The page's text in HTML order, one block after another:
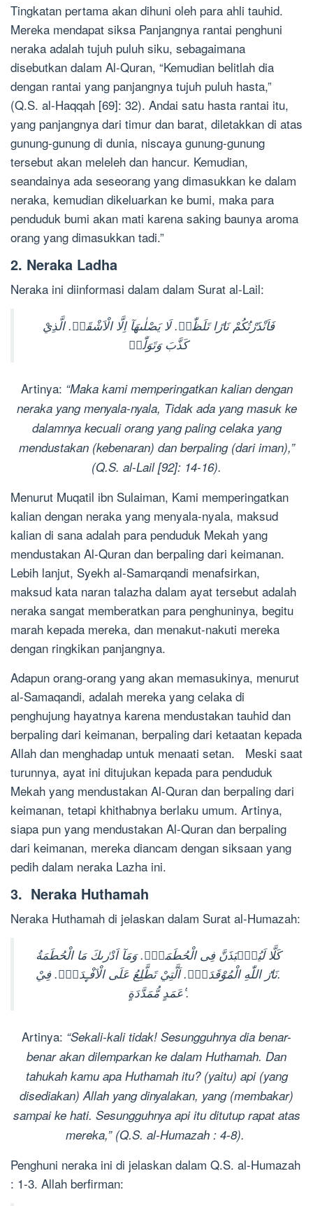
Tingkatan pertama akan dihuni oleh para ahli tauhid.
Mereka mendapat siksa Panjangnya rantai penghuni
neraka adalah tujuh puluh siku, sebagaimana
disebutkan dalam Al-Quran, “Kemudian belitlah dia
dengan rantai yang panjangnya tujuh puluh hasta,”
(Q.S. al-Haqqah [69]: 32). Andai satu hasta rantai itu,
yang panjangnya dari timur dan barat, diletakkan di atas
gunung-gunung di dunia, niscaya gunung-gunung
tersebut akan meleleh dan hancur. Kemudian,
seandainya ada seseorang yang dimasukkan ke dalam
neraka, kemudian dikeluarkan ke bumi, maka para
penduduk bumi akan mati karena saking baunya aroma
orang yang dimasukkan tadi.”
2. Neraka Ladha
Neraka ini diinformasi dalam dalam Surat al-Lail:
فَاَنْذَرْتُكُمْ نَارًا تَلَظّٰىۚ. لَا يَصْلٰىهَآ اِلَّا الْاَشْقَىۙ. الَّذِيْ
كَذَّبَ وَتَوَلّٰىۗ
Artinya: “Maka kami memperingatkan kalian dengan
neraka yang menyala-nyala, Tidak ada yang masuk ke
dalamnya kecuali orang yang paling celaka yang
mendustakan (kebenaran) dan berpaling (dari iman),”
(Q.S. al-Lail [92]: 14-16).
Menurut Muqatil ibn Sulaiman, Kami memperingatkan
kalian dengan neraka yang menyala-nyala, maksud
kalian di sana adalah para penduduk Mekah yang
mendustakan Al-Quran dan berpaling dari keimanan.
Lebih lanjut, Syekh al-Samarqandi menafsirkan,
maksud kata naran talazha dalam ayat tersebut adalah
neraka sangat memberatkan para penghuninya, begitu
marah kepada mereka, dan menakut-nakuti mereka
dengan ringkikan panjangnya.
Adapun orang-orang yang akan memasukinya, menurut
al-Samaqandi, adalah mereka yang celaka di
penghujung hayatnya karena mendustakan tauhid dan
berpaling dari keimanan, berpaling dari ketaatan kepada
Allah dan menghadap untuk menaati setan. Meski saat
turunnya, ayat ini ditujukan kepada para penduduk
Mekah yang mendustakan Al-Quran dan berpaling dari
keimanan, tetapi khithabnya berlaku umum. Artinya,
siapa pun yang mendustakan Al-Quran dan berpaling
dari keimanan, mereka diancam dengan siksaan yang
pedih dalam neraka Lazha ini.
3. Neraka Huthamah
Neraka Huthamah di jelaskan dalam Surat al-Humazah:
كَلَّا لَيُنْۢبَذَنَّ فِى الْحُطَمَةِۖ. وَمَآ اَدْرٰىكَ مَا الْحُطَمَةُ
.نَارُ اللّٰهِ الْمُوْقَدَةُۙ. اَلَّتِيْ تَطَّلِعُ عَلَى الْاَفْـِٕدَةِۗ. فِيْ
عَمَدٍ مُّمَدَّدَةٍ ࣖ.
Artinya: “Sekali-kali tidak! Sesungguhnya dia benar-
benar akan dilemparkan ke dalam Huthamah. Dan
tahukah kamu apa Huthamah itu? (yaitu) api (yang
disediakan) Allah yang dinyalakan, yang (membakar)
sampai ke hati. Sesungguhnya api itu ditutup rapat atas
mereka,” (Q.S. al-Humazah : 4-8).
Penghuni neraka ini di jelaskan dalam Q.S. al-Humazah
: 1-3. Allah berfirman: